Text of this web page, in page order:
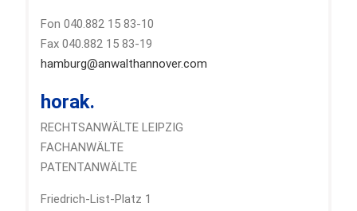
Fon 040.882 15 83-10
Fax 040.882 15 83-19
hamburg@anwalthannover.com
horak.
RECHTSANWÄLTE LEIPZIG
FACHANWÄLTE
PATENTANWÄLTE
Friedrich-List-Platz 1